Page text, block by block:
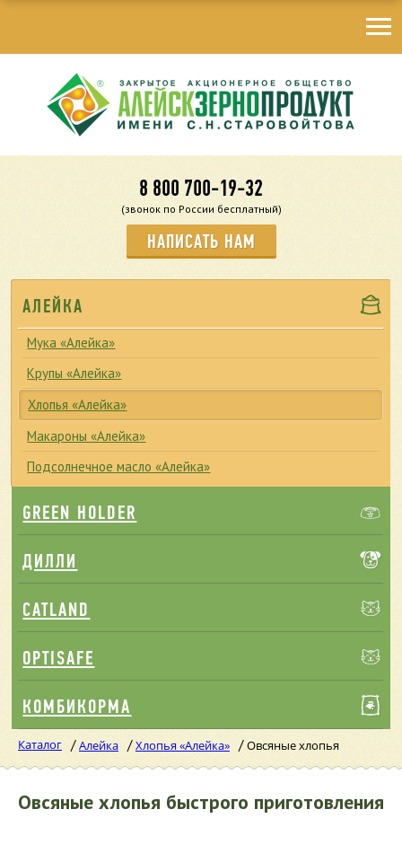
8 800 700-19-32
(звонок по России бесплатный)
НАПИСАТЬ НАМ
АЛЕЙКА
Мука «Алейка»
Крупы «Алейка»
Хлопья «Алейка»
Макароны «Алейка»
Подсолнечное масло «Алейка»
GREEN HOLDER
ДИЛЛИ
CATLAND
OPTISAFE
КОМБИКОРМА
Каталог /Алейка /Хлопья «Алейка» /Овсяные хлопья
Овсяные хлопья быстрого приготовления